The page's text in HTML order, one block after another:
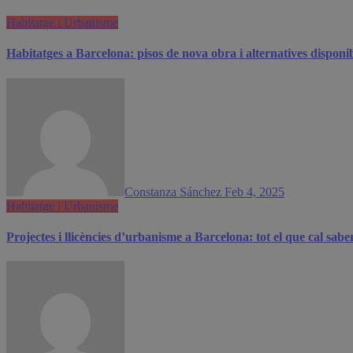
Habitatge i Urbanisme
Habitatges a Barcelona: pisos de nova obra i alternatives
Constanza Sánchez Feb 4, 2025
Habitatge i Urbanisme
Projectes i llicències d’urbanisme a Barcelona: tot el que cal